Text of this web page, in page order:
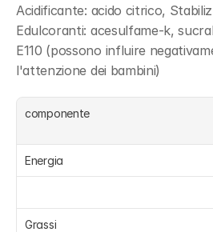
Acidificante: acido citrico,
Edulcoranti: acesulfame-k,
E110 (possono influire
l'attenzione dei bambini)
componente
Energia
Grassi